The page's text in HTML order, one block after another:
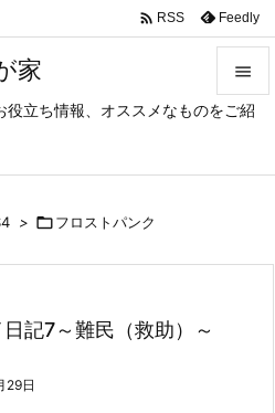
家
立ち情報、オススメなものをご紹



 RSS Feedly
> フロストパンク
記7～難民（救助）～
29日